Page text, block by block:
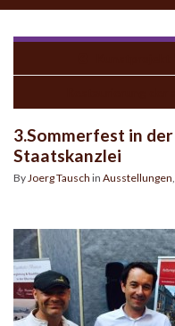
3.Sommerfest in
Staatskanzlei
ByJoerg Tausch in Ausstellungen,